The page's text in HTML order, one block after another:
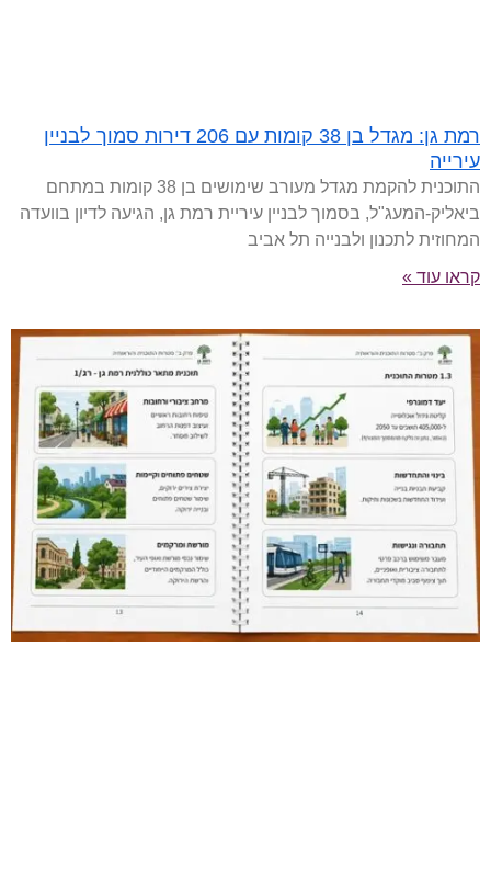
רמת גן: מגדל בן 38 קומות עם 206 דירות סמוך לבניין
עירייה
התוכנית להקמת מגדל מעורב שימושים בן 38 קומות במתחם
ביאליק-המעג"ל, בסמוך לבניין עיריית רמת גן, הגיעה לדיון בוועדה
המחוזית לתכנון ולבנייה תל אביב
קראו עוד »